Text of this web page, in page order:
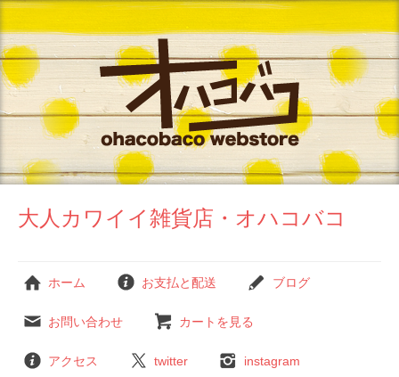
大人カワイイ雑貨店・オハコバコ
ホーム お支払と配送 ブログ
お問い合わせ カートを見る
アクセス twitter instagram